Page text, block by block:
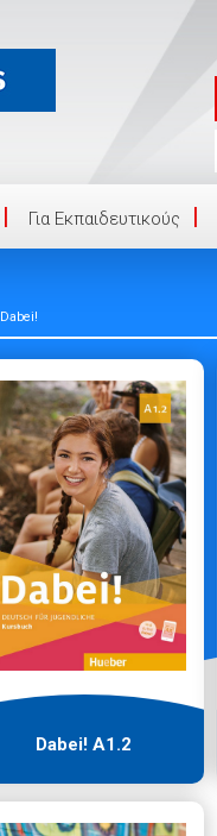
Για Εκπαιδευτικούς
Dabei!
Dabei! Α1.2